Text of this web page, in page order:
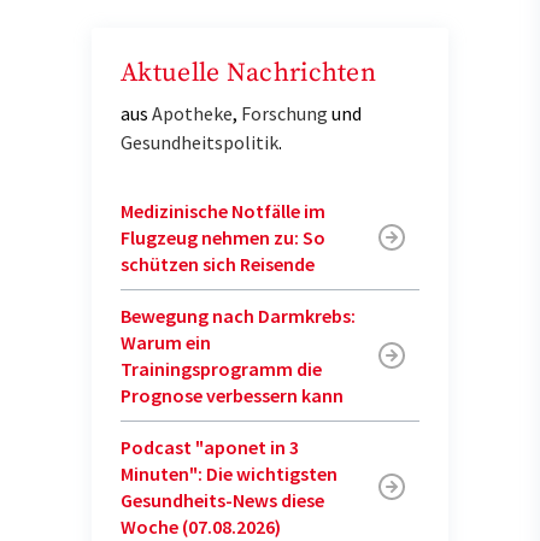
Aktuelle Nachrichten
aus Apotheke, Forschung und
Gesundheitspolitik.
Medizinische Notfälle im
Flugzeug nehmen zu: So
schützen sich Reisende
Bewegung nach Darmkrebs:
Warum ein
Trainingsprogramm die
Prognose verbessern kann
Podcast "aponet in 3
Minuten": Die wichtigsten
Gesundheits-News diese
Woche (07.08.2026)